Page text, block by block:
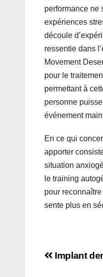
performance ne
expériences
découle
ressentie dans
Movement
pour le
permettant à
personne
événement
En ce qui
apporter
situation
le training
pour
sente plus en
Implant